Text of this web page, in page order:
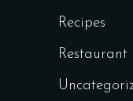
Recipes
Restaurant